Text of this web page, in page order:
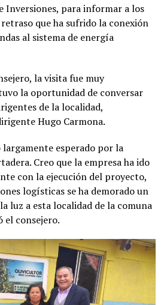
Inversiones, para informar a los
que ha sufrido la conexión
al sistema de energía
la visita fue muy
la oportunidad de conversar
de la localidad,
Hugo Carmona.
largamente esperado por la
Creo que la empresa ha ido
con la ejecución del proyecto,
logísticas se ha demorado un
luz a esta localidad de la comuna
el consejero.